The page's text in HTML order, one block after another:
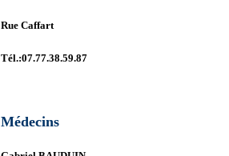
Rue Caffart
Tél.:07.77.38.59.87
Médecins